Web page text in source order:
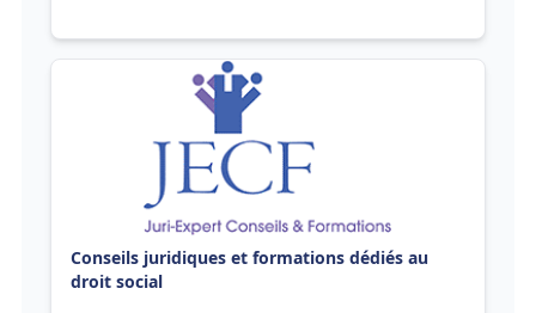
Conseils juridiques et formations dédiés au
droit social